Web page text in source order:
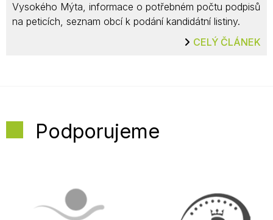
Vysokého Mýta, informace o potřebném počtu podpisů
na peticích, seznam obcí k podání kandidátní listiny.
CELÝ ČLÁNEK
Podporujeme